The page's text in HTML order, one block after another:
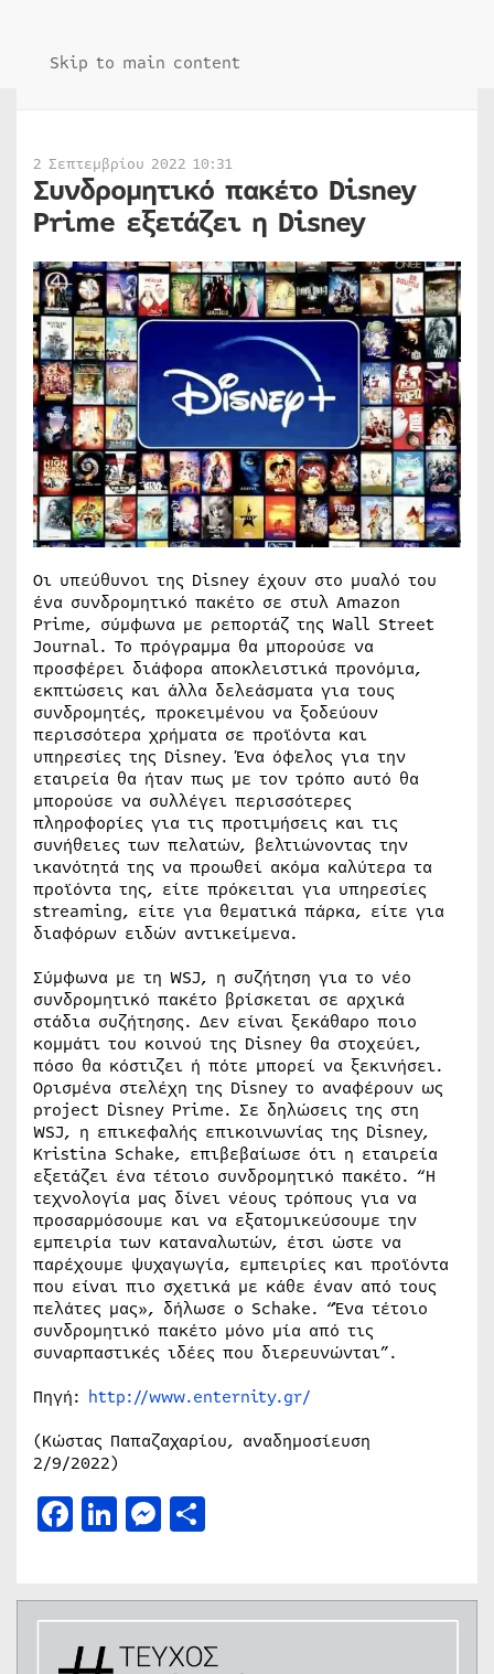
Skip to main content
2 Σεπτεμβρίου 2022 10:31
Συνδρομητικό πακέτο Disney
Prime εξετάζει η Disney
Οι υπεύθυνοι της Disney έχουν στο μυαλό του
ένα συνδρομητικό πακέτο σε στυλ Amazon
Prime, σύμφωνα με ρεπορτάζ της Wall Street
Journal. Το πρόγραμμα θα μπορούσε να
προσφέρει διάφορα αποκλειστικά προνόμια,
εκπτώσεις και άλλα δελεάσματα για τους
συνδρομητές, προκειμένου να ξοδεύουν
περισσότερα χρήματα σε προϊόντα και
υπηρεσίες της Disney. Ένα όφελος για την
εταιρεία θα ήταν πως με τον τρόπο αυτό θα
μπορούσε να συλλέγει περισσότερες
πληροφορίες για τις προτιμήσεις και τις
συνήθειες των πελατών, βελτιώνοντας την
ικανότητά της να προωθεί ακόμα καλύτερα τα
προϊόντα της, είτε πρόκειται για υπηρεσίες
streaming, είτε για θεματικά πάρκα, είτε για
διαφόρων ειδών αντικείμενα.
Σύμφωνα με τη WSJ, η συζήτηση για το νέο
συνδρομητικό πακέτο βρίσκεται σε αρχικά
στάδια συζήτησης. Δεν είναι ξεκάθαρο ποιο
κομμάτι του κοινού της Disney θα στοχεύει,
πόσο θα κόστιζει ή πότε μπορεί να ξεκινήσει.
Ορισμένα στελέχη της Disney το αναφέρουν ως
project Disney Prime. Σε δηλώσεις της στη
WSJ, η επικεφαλής επικοινωνίας της Disney,
Kristina Schake, επιβεβαίωσε ότι η εταιρεία
εξετάζει ένα τέτοιο συνδρομητικό πακέτο. “Η
τεχνολογία μας δίνει νέους τρόπους για να
προσαρμόσουμε και να εξατομικεύσουμε την
εμπειρία των καταναλωτών, έτσι ώστε να
παρέχουμε ψυχαγωγία, εμπειρίες και προϊόντα
που είναι πιο σχετικά με κάθε έναν από τους
πελάτες μας», δήλωσε ο Schake. “Ένα τέτοιο
συνδρομητικό πακέτο μόνο μία από τις
συναρπαστικές ιδέες που διερευνώνται”.
Πηγή: http://www.enternity.gr/
(Κώστας Παπαζαχαρίου, αναδημοσίευση
2/9/2022)
Facebook
LinkedIn
Messenger